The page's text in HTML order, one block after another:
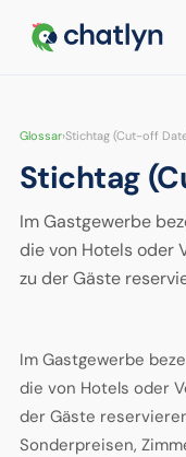
Glossar›Stichtag (Cut-off
Stichtag
Im Gastgewerbe
die von Hotels oder
zu der Gäste
Im Gastgewerbe
die von Hotels oder
der Gäste
Sonderpreisen,